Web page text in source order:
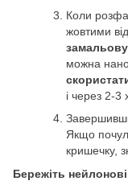
Коли
жовтими
можна
і через 2-3
Якщо
кришечку,
Бережіть